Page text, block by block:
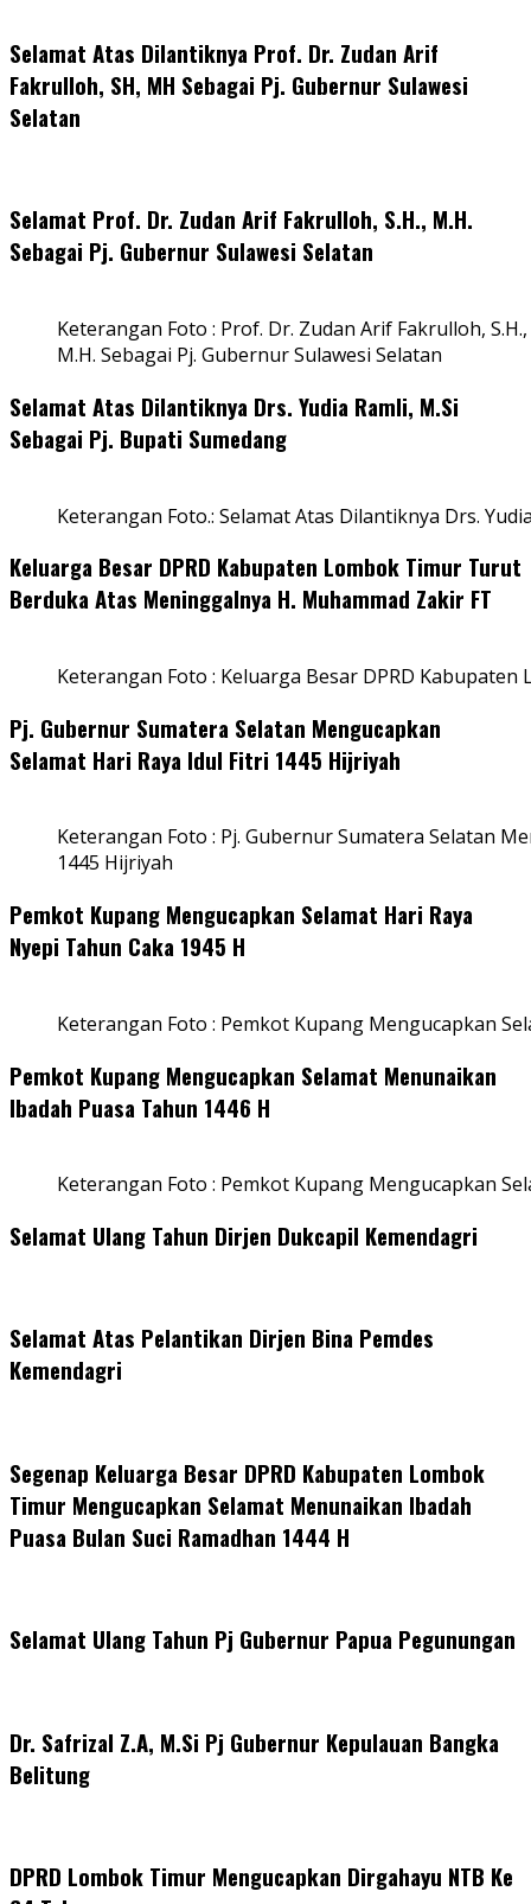
Selamat Atas Dilantiknya Prof. Dr. Zudan Arif
Fakrulloh, SH, MH Sebagai Pj. Gubernur Sulawesi
Selatan
Selamat Prof. Dr. Zudan Arif Fakrulloh, S.H., M.H.
Sebagai Pj. Gubernur Sulawesi Selatan
Keterangan Foto : Prof. Dr. Zudan Arif Fakrulloh, S.H.,
M.H. Sebagai Pj. Gubernur Sulawesi Selatan
Selamat Atas Dilantiknya Drs. Yudia Ramli, M.Si
Sebagai Pj. Bupati Sumedang
Keterangan Foto.: Selamat Atas Dilantiknya Drs.
Keluarga Besar DPRD Kabupaten Lombok Timur Turut
Berduka Atas Meninggalnya H. Muhammad Zakir FT
Keterangan Foto : Keluarga Besar DPRD
Pj. Gubernur Sumatera Selatan Mengucapkan
Selamat Hari Raya Idul Fitri 1445 Hijriyah
Keterangan Foto : Pj. Gubernur Sumatera Selatan
1445 Hijriyah
Pemkot Kupang Mengucapkan Selamat Hari Raya
Nyepi Tahun Caka 1945 H
Keterangan Foto : Pemkot Kupang Mengucapkan
Pemkot Kupang Mengucapkan Selamat Menunaikan
Ibadah Puasa Tahun 1446 H
Keterangan Foto : Pemkot Kupang Mengucapkan
Selamat Ulang Tahun Dirjen Dukcapil Kemendagri
Selamat Atas Pelantikan Dirjen Bina Pemdes
Kemendagri
Segenap Keluarga Besar DPRD Kabupaten Lombok
Timur Mengucapkan Selamat Menunaikan Ibadah
Puasa Bulan Suci Ramadhan 1444 H
Selamat Ulang Tahun Pj Gubernur Papua Pegunungan
Dr. Safrizal Z.A, M.Si Pj Gubernur Kepulauan Bangka
Belitung
DPRD Lombok Timur Mengucapkan Dirgahayu NTB Ke